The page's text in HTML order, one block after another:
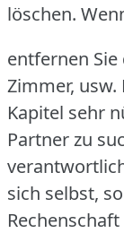
löschen.
entfernen
Zimmer, usw.
Kapitel sehr
Partner zu
sich selbst,